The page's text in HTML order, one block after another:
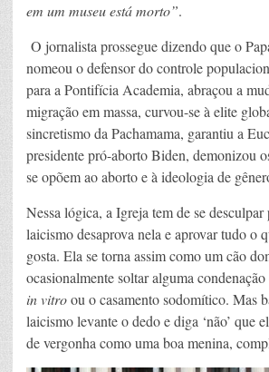
em um museu está morto”.
O jornalista prossegue dizendo que o
nomeou o defensor do controle
para a Pontifícia Academia, abraçou a
migração em massa, curvou-se à elite
sincretismo da Pachamama, garantiu a
presidente pró-aborto Biden, demonizou
se opõem ao aborto e à ideologia de
Nessa lógica, a Igreja tem de se
laicismo desaprova nela e aprovar tudo o
gosta. Ela se torna assim como um cão
ocasionalmente soltar alguma
in vitroou o casamento sodomítico. Mas
laicismo levante o dedo e diga ‘não’ que
de vergonha como uma boa menina,